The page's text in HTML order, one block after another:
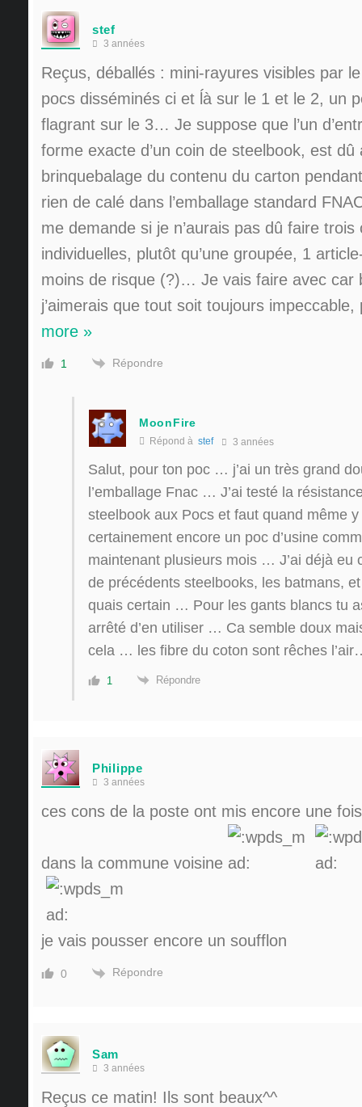
stef
3 années
Reçus, déballés : mini-rayures visibles par
pocs disséminés ci et ĺà sur le 1 et le 2, un
flagrant sur le 3… Je suppose que l’un
forme exacte d’un coin de steelbook, est dû
brinquebalage du contenu du carton
rien de calé dans l’emballage standard
me demande si je n’aurais pas dû faire trois
individuelles, plutôt qu’une groupée, 1
moins de risque (?)… Je vais faire avec car
j’aimerais que tout soit toujours impeccable,
more »
1 Répondre
MoonFire
Répond à stef 3 années
Salut, pour ton poc … j’ai un très grand
l’emballage Fnac … J’ai testé la
steelbook aux Pocs et faut quand même
certainement encore un poc d’usine
maintenant plusieurs mois … J’ai déjà eu
de précédents steelbooks, les batmans, et
quais certain … Pour les gants blancs tu
arrêté d’en utiliser … Ca semble doux
cela … les fibre du coton sont rêches l’air
1 Répondre
Philippe
3 années
ces cons de la poste ont mis encore une
dans la commune voisine
je vais pousser encore un soufflon
0 Répondre
Sam
3 années
Reçus ce matin! Ils sont beaux^^